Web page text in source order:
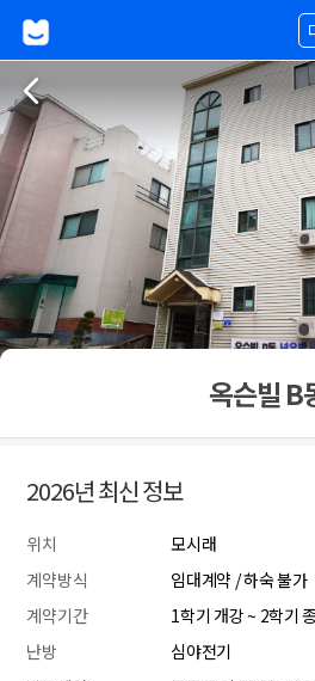
옥슨빌 B
2026년 최신 정보
위치
모시래
계약방식
임대계약 / 하숙 불가
계약기간
1학기 개강 ~ 2학기
난방
심야전기